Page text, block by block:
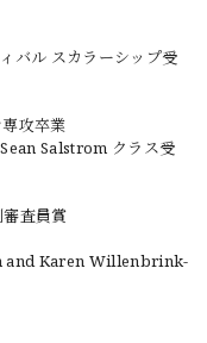
バル スカラーシップ受
攻卒業
Salstrom クラス受
査員賞
and Karen Willenbrink-